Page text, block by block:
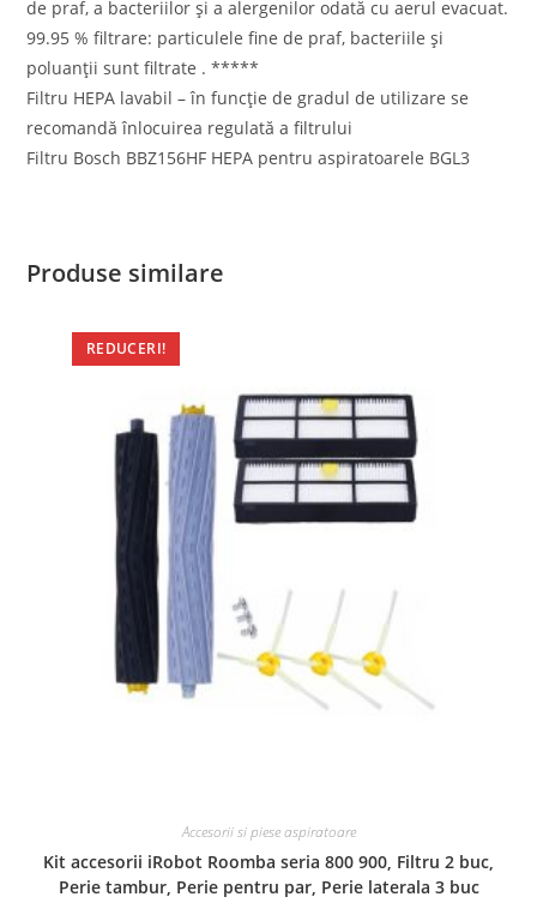
de praf, a bacteriilor și a alergenilor odată cu aerul evacuat.
99.95 % filtrare: particulele fine de praf, bacteriile și
poluanții sunt filtrate . *****
Filtru HEPA lavabil – în funcție de gradul de utilizare se
recomandă înlocuirea regulată a filtrului
Filtru Bosch BBZ156HF HEPA pentru aspiratoarele BGL3
Produse similare
REDUCERI!
Accesorii si piese aspiratoare
Kit accesorii iRobot Roomba seria 800 900, Filtru 2 buc,
Perie tambur, Perie pentru par, Perie laterala 3 buc